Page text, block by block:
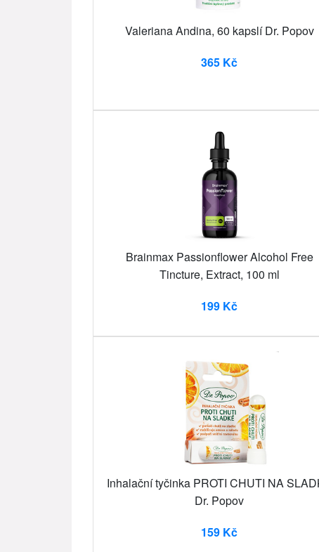
Valeriana Andina, 60 kapslí Dr. Popov
365 Kč
Brainmax Passionflower Alcohol Free
Tincture, Extract, 100 ml
199 Kč
Inhalační tyčinka PROTI CHUTI NA
Dr. Popov
159 Kč